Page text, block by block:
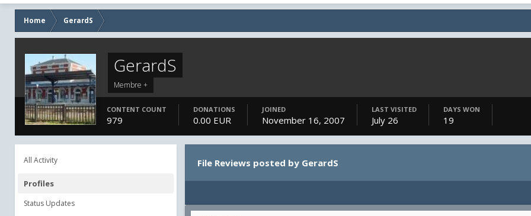
Home GerardS
GerardS
Membre +
CONTENT COUNT
979
DONATIONS
0.00 EUR
JOINED
November 16, 2007
LAST VISITED
July 26
DAYS WON
19
All Activity
Profiles
Status Updates
File Reviews posted by GerardS